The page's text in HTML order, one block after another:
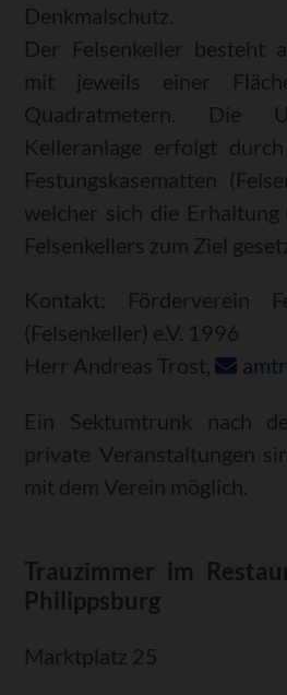
Denkmalschutz.
Der Felsenkeller besteht
mit jeweils einer
Quadratmetern. Die
Kelleranlage erfolgt
Festungskasematten
welcher sich die Erhaltung
Felsenkellers zum Ziel
Kontakt: Förderverein
(Felsenkeller) e.V. 1996
Herr Andreas Trost,
Ein Sektumtrunk nach
private Veranstaltungen
mit dem Verein möglich.
Trauzimmer im
Philippsburg
Marktplatz 25